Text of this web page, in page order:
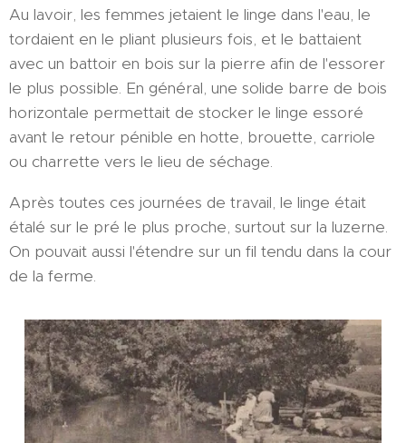
Au lavoir, les femmes jetaient le linge dans l'eau, le
tordaient en le pliant plusieurs fois, et le battaient
avec un battoir en bois sur la pierre afin de l'essorer
le plus possible. En général, une solide barre de bois
horizontale permettait de stocker le linge essoré
avant le retour pénible en hotte, brouette, carriole
ou charrette vers le lieu de séchage.
Après toutes ces journées de travail, le linge était
étalé sur le pré le plus proche, surtout sur la luzerne.
On pouvait aussi l'étendre sur un fil tendu dans la cour
de la ferme.